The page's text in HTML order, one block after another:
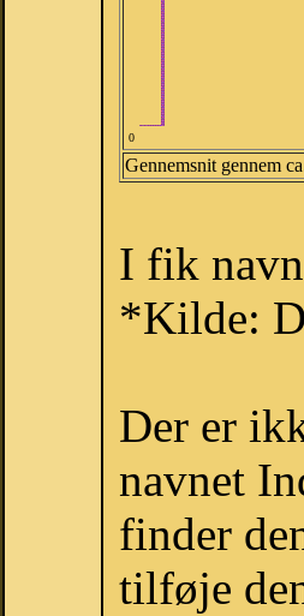
0
Gennemsnit gennem
I fik
*Kilde:
Der er
navnet
finder
tilføje